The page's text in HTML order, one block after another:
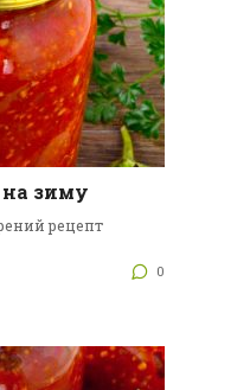
на зиму
рецепт
0